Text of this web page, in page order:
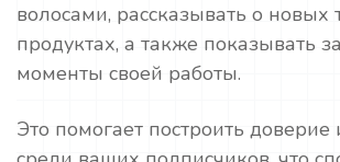
волосами, рассказывать о новых
продуктах, а также показывать
моменты своей работы.
Это помогает построить доверие